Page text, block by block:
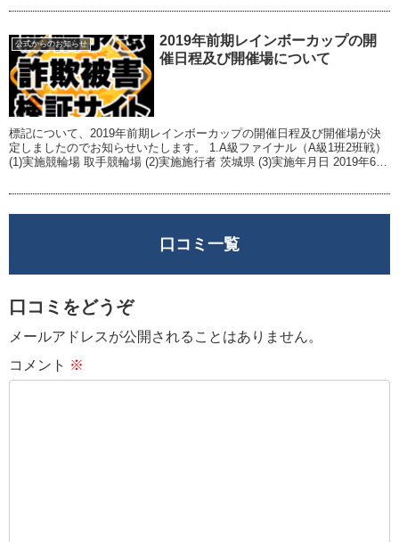
公式からのお知らせ
2019年前期レインボーカップの開
催日程及び開催場について
標記について、2019年前期レインボーカップの開催日程及び開催場が決
定しましたのでお知らせいたします。 1.A級ファイナル（A級1班2班戦）
(1)実施競輪場 取手競輪場 (2)実施施行者 茨城県 (3)実施年月日 2019年6月
口コミ一覧
口コミをどうぞ
メールアドレスが公開されることはありません。
コメント ※